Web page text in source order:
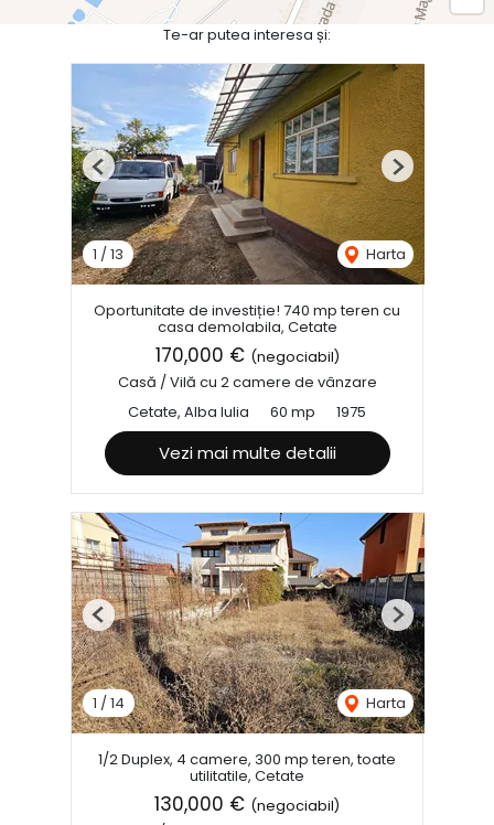
Te-ar putea interesa și:
1 /13 Harta
Previous Next
Oportunitate de investiție! 740 mp teren cu
casa demolabila, Cetate
170,000 € (negociabil)
Casă / Vilă cu 2 camere de vânzare
Cetate, Alba Iulia
60 mp 1975
Vezi mai multe detalii
1 /14 Harta
Previous Next
1/2 Duplex, 4 camere, 300 mp teren, toate
utilitatile, Cetate
130,000 € (negociabil)